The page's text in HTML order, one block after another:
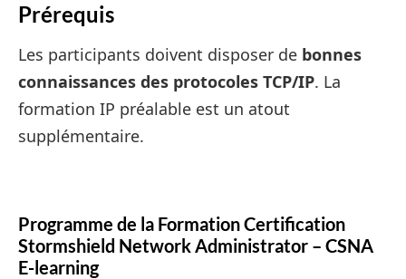
Prérequis
Les participants doivent disposer de bonnes
connaissances des protocoles TCP/IP. La
formation IP préalable est un atout
supplémentaire.
Programme de la Formation Certification
Stormshield Network Administrator – CSNA
E-learning